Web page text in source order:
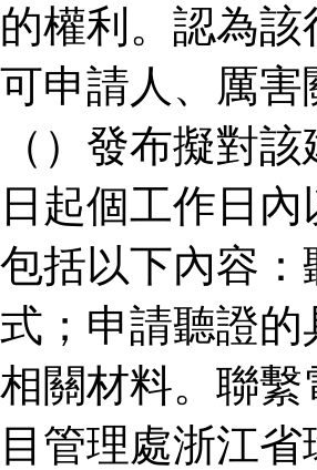
的權利。認為
可申請人、厲
（）發布擬對
日起個工作日
包括以下內容
式；申請聽證
相關材料。聯
目管理處浙江